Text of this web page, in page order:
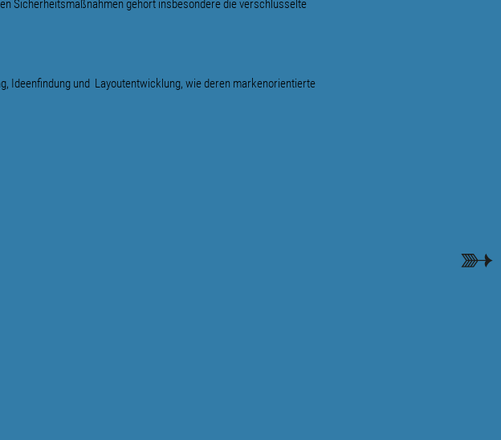
Sicherheitsmaßnahmen gehört insbesondere die verschlüsselte
Ideenfindung und Layoutentwicklung, wie deren marken­orientierte